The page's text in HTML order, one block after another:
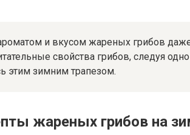
и вкусом жареных грибов
свойства грибов, следуя
этим зимним трапезом.
жареных грибов на